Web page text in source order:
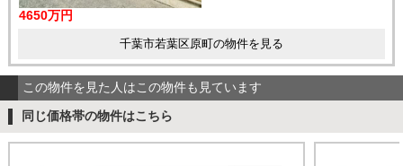
4650万円
千葉市若葉区原町の物件を見る
この物件を見た人はこの物件も見ています
同じ価格帯の物件はこちら